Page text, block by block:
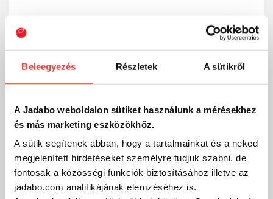
Beleegyezés Részletek A sütikről
A Jadabo weboldalon sütiket használunk a mérésekhez
és más marketing eszközökhöz.
A sütik segítenek abban, hogy a tartalmainkat és a neked
megjelenített hirdetéseket személyre tudjuk szabni, de
fontosak a közösségi funkciók biztosításához illetve az
jadabo.com analitikájának elemzéséhez is.
Daiwa Tournament Wise Minnow 50FS (aurora